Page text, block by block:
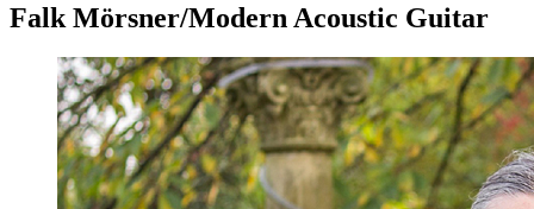
Falk Mörsner/Modern Acoustic Guitar